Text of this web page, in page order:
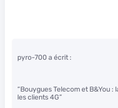
pyro-700 a écrit :
“Bouygues Telecom et B&You :
les clients 4G”